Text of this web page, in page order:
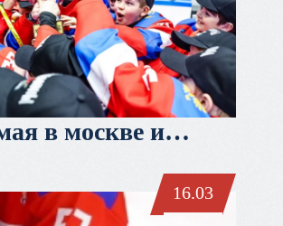
в москве и
третьяка u12»16.03